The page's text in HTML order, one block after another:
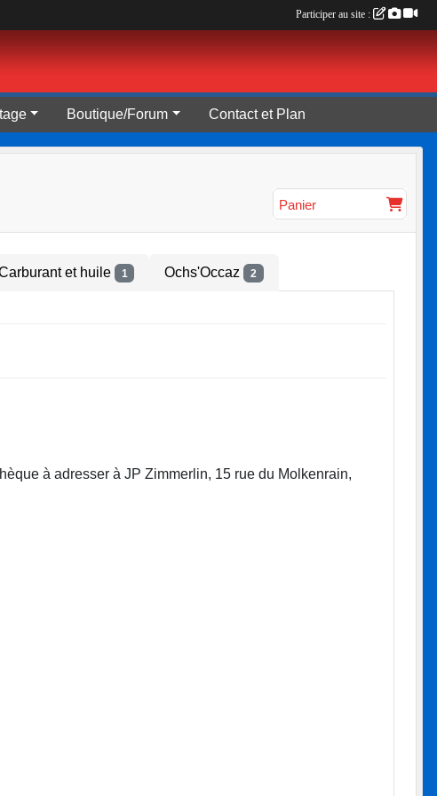
Boutique/Forum Contact et Plan
Panier
et huile 1 Ochs'Occaz 2
à adresser à JP Zimmerlin, 15 rue du Molkenrain,
Participer au site :